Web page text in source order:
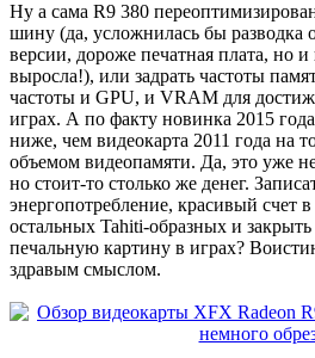
Ну а сама R9 380
шину (да, усложнилась бы разводка
версии, дороже печатная плата, но
выросла!), или задрать частоты
частоты и GPU, и VRAM для
играх. А по факту новинка 2015 года
ниже, чем видеокарта 2011 года на
объемом видеопамяти. Да, это уже
но стоит-то столько же денег.
энергопотребление, красивый счет
остальных Tahiti-образных и закрыть
печальную картину в играх?
здравым смыслом.